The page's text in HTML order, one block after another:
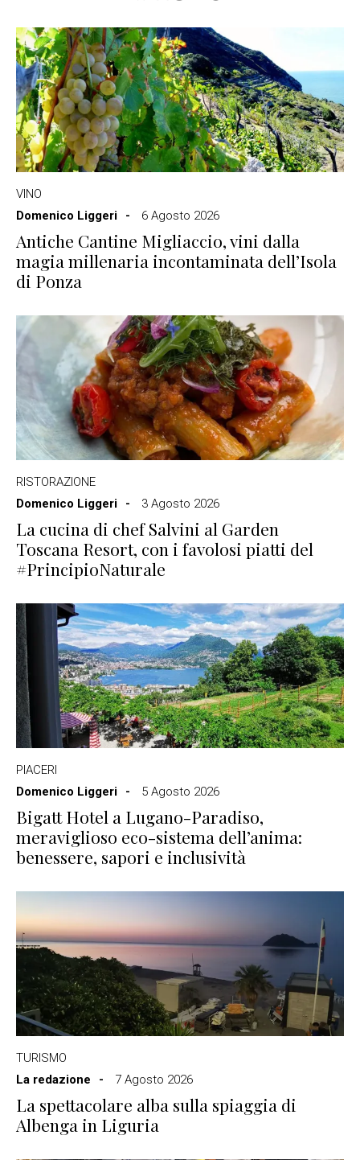
VINO
Domenico Liggeri
6 Agosto 2026
Antiche Cantine Migliaccio, vini dalla
magia millenaria incontaminata dell’Isola
di Ponza
RISTORAZIONE
Domenico Liggeri
3 Agosto 2026
La cucina di chef Salvini al Garden
Toscana Resort, con i favolosi piatti del
#PrincipioNaturale
PIACERI
Domenico Liggeri
5 Agosto 2026
Bigatt Hotel a Lugano-Paradiso,
meraviglioso eco-sistema dell’anima:
benessere, sapori e inclusività
TURISMO
La redazione
7 Agosto 2026
La spettacolare alba sulla spiaggia di
Albenga in Liguria